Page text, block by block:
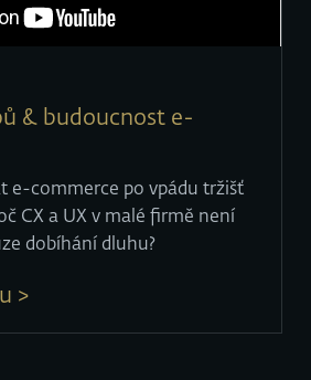
& budoucnost e-
e-commerce po vpádu tržišť
CX a UX v malé firmě není
dobíhání dluhu?
>